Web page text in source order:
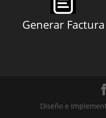
Generar Factura
Diseño e